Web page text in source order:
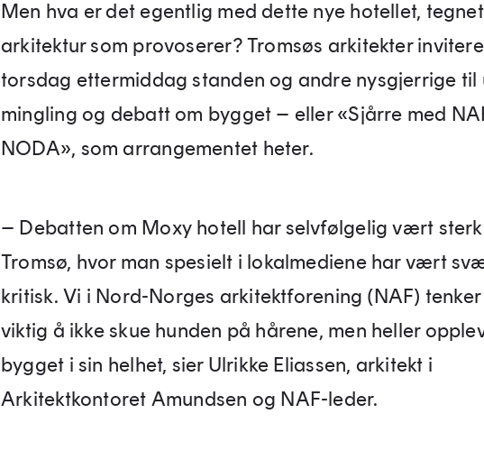
Men hva er det egentlig med dette nye hotellet,
arkitektur som provoserer? Tromsøs arkitekter
torsdag ettermiddag standen og andre nysgjerrige til
mingling og debatt om bygget – eller «Sjårre med
NODA», som arrangementet heter.
– Debatten om Moxy hotell har selvfølgelig vært
Tromsø, hvor man spesielt i lokalmediene har vært
kritisk. Vi i Nord-Norges arkitektforening (NAF)
viktig å ikke skue hunden på hårene, men heller
bygget i sin helhet, sier Ulrikke Eliassen, arkitekt i
Arkitektkontoret Amundsen og NAF-leder.